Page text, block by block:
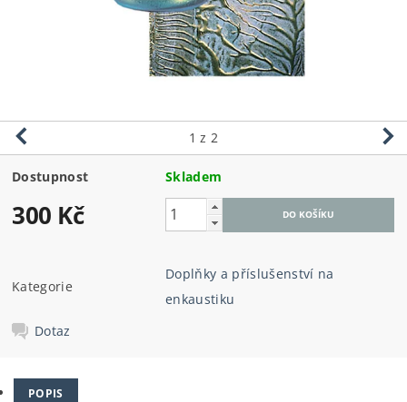
1 z 2
Dostupnost Skladem
300 Kč
Kategorie
Doplňky a příslušenství na
enkaustiku
Dotaz
POPIS